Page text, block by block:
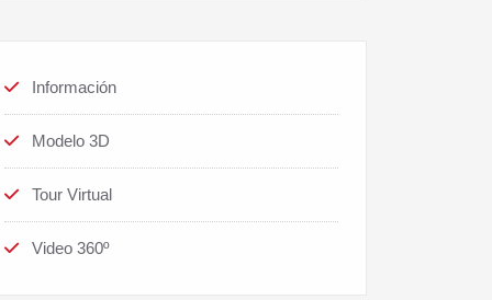
Información
Modelo 3D
Tour Virtual
Video 360º